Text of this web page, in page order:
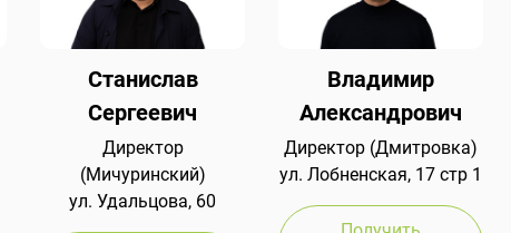
Станислав
Сергеевич
Директор
(Мичуринский)
ул. Удальцова, 60
Владимир
Александрович
Директор (Дмитровка)
ул. Лобненская, 17 стр 1